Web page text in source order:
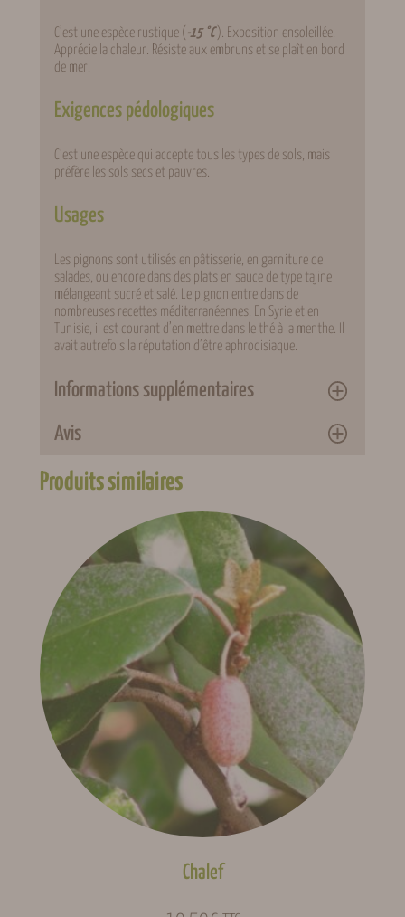
C’est une espèce rustique ( -15 °C). Exposition ensoleillée.
Apprécie la chaleur. Résiste aux embruns et se plaît en bord
de mer.
Exigences pédologiques
C’est une espèce qui accepte tous les types de sols, mais
préfère les sols secs et pauvres.
Usages
Les pignons sont utilisés en pâtisserie, en garniture de
salades, ou encore dans des plats en sauce de type tajine
mélangeant sucré et salé. Le pignon entre dans de
nombreuses recettes méditerranéennes. En Syrie et en
Tunisie, il est courant d’en mettre dans le thé à la menthe. Il
avait autrefois la réputation d’être aphrodisiaque.
Informations supplémentaires
Conditionnement
Ensoleillement Héliophile
Fécondation Autofertile
Feuillage Persistant
Floraison (Gard,
Fructification
(Gard,
indicative)
Janvier, Février, Août,
Novembre, Décembre
Avis
0 avis pour Pin pignon
Il n’y a pas encore d’avis. Seuls les clients connectés ayant
acheté ce produit ont la possibilité de laisser un avis.Se
connecter
Produits similaires
Chalef